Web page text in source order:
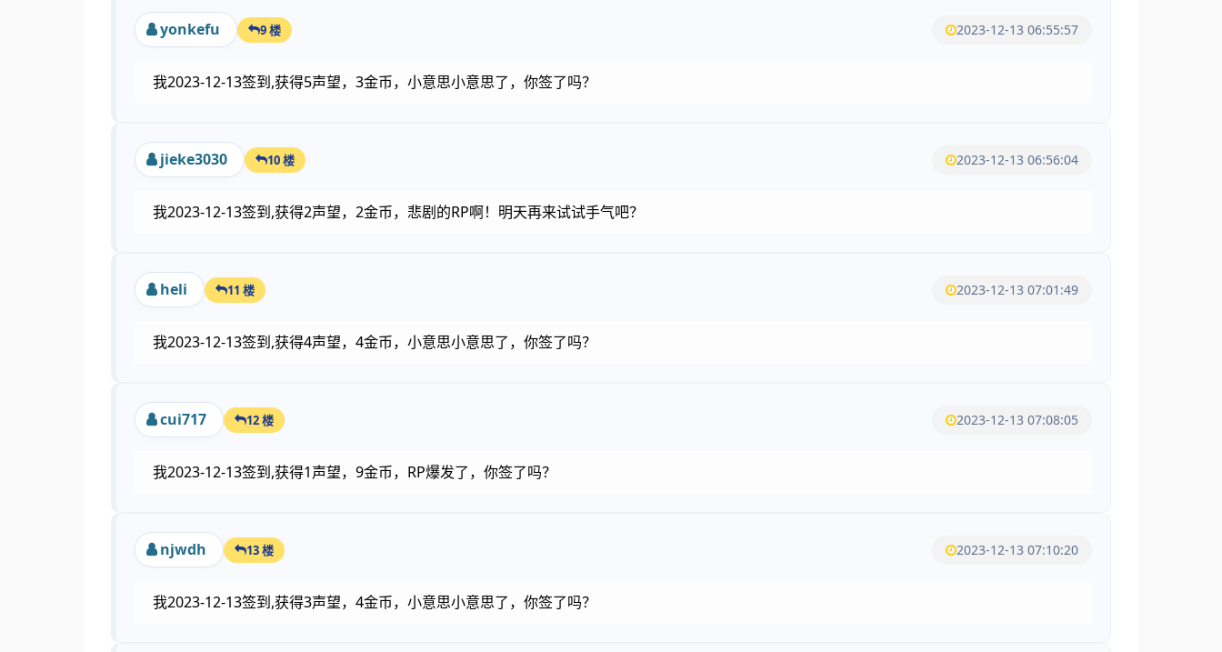
yonkefu 9 楼 2023-12-13 06:55:57
我2023-12-13签到,获得5声望，3金币，小意思小意思了，你签了吗？
jieke3030 10 楼 2023-12-13 06:56:04
我2023-12-13签到,获得2声望，2金币，悲剧的RP啊！明天再来试试手气吧？
heli 11 楼 2023-12-13 07:01:49
我2023-12-13签到,获得4声望，4金币，小意思小意思了，你签了吗？
cui717 12 楼 2023-12-13 07:08:05
我2023-12-13签到,获得1声望，9金币，RP爆发了，你签了吗？
njwdh 13 楼 2023-12-13 07:10:20
我2023-12-13签到,获得3声望，4金币，小意思小意思了，你签了吗？